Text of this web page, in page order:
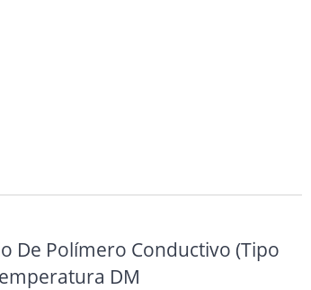
De Polímero Conductivo (Tipo
DM